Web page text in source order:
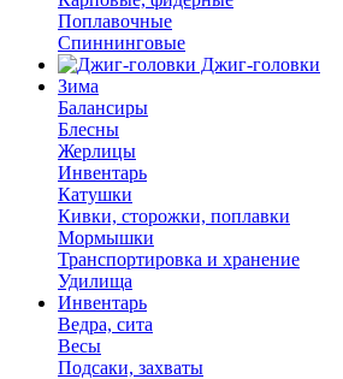
Поплавочные
Спиннинговые
Джиг-головки
Зима
Балансиры
Блесны
Жерлицы
Инвентарь
Катушки
Кивки, сторожки, поплавки
Мормышки
Транспортировка и хранение
Удилища
Инвентарь
Ведра, сита
Весы
Подсаки, захваты